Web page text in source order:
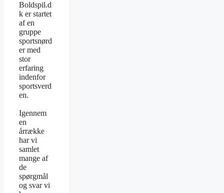
Boldspil.d
k er startet
af en
gruppe
sportsnørd
er med
stor
erfaring
indenfor
sportsverd
en.
Igennem
en
årrække
har vi
samlet
mange af
de
spørgmål
og svar vi